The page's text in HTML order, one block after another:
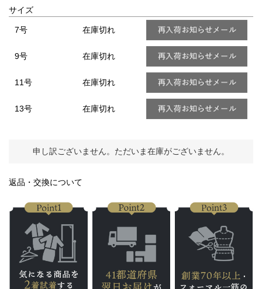
サイズ
7号 在庫切れ
9号 在庫切れ
11号 在庫切れ
13号 在庫切れ
申し訳ございません。ただいま在庫がございません。
返品・交換について